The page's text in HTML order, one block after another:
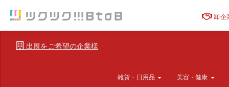
卸企
出展をご希望の企業様
雑貨・日用品 美容・健康